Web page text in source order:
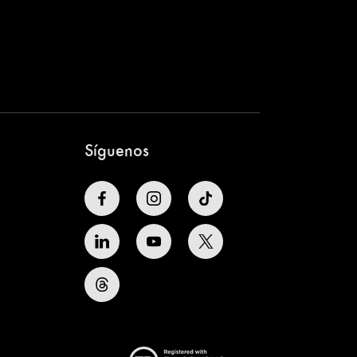
Síguenos